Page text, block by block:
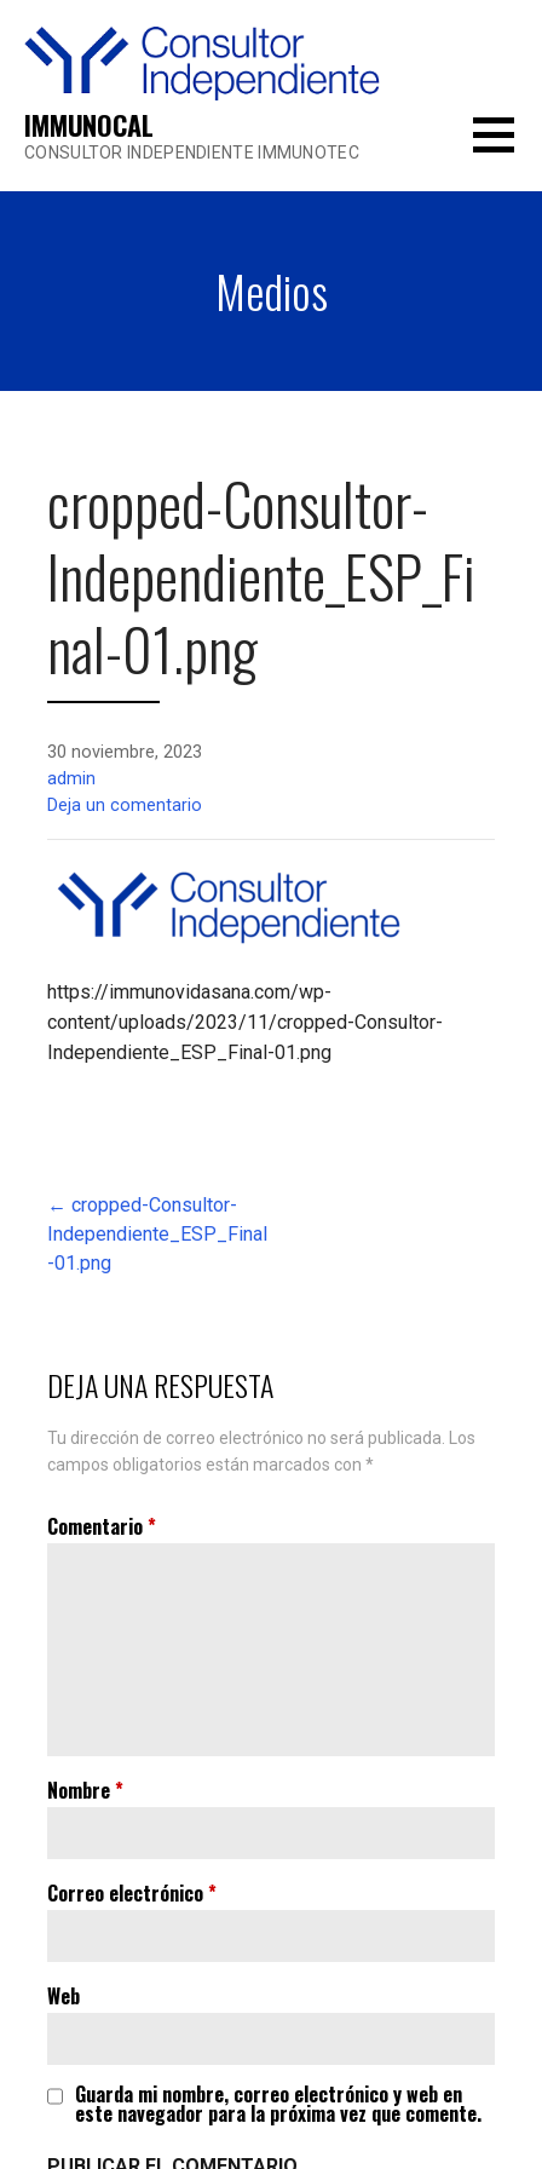
contenido
IMMUNOCAL
CONSULTOR INDEPENDIENTE IMMUNOTEC
Medios
cropped-Consultor-
Independiente_ESP_Fi
nal-01.png
30 noviembre, 2023
admin
Deja un comentario
https://immunovidasana.com/wp-
content/uploads/2023/11/cropped-Consultor-
Independiente_ESP_Final-01.png
Navegación
de
← cropped-Consultor-
Independiente_ESP_Final
-01.png
DEJA UNA RESPUESTA
Tu dirección de correo electrónico no será publicada. Los
campos obligatorios están marcados con *
Comentario*
Nombre*
Correo electrónico*
Web
Guarda mi nombre, correo electrónico y web en
este navegador para la próxima vez que comente.